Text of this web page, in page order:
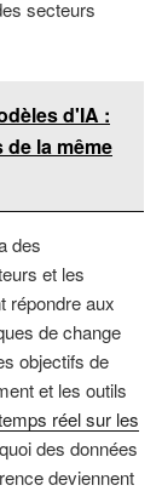
secteurs
d'IA :
la même
des
et les
répondre aux
de change
objectifs de
et les outils
réel sur les
des données
deviennent